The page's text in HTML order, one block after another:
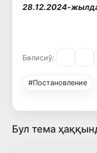
28.12.2024-
Бөлисиў:
#Постановление
Бул тема